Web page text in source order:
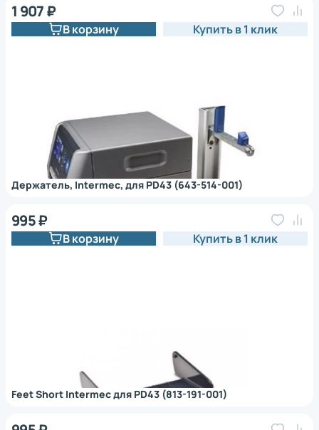
Держатель, Intermec, для PD43 (643-514-001)
1 907 ₽
В корзину Купить в 1 клик
Feet Short Intermec для PD43 (813-191-001)
995 ₽
В корзину Купить в 1 клик